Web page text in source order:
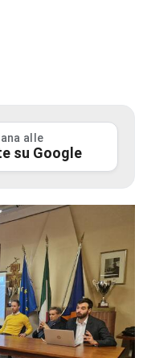
alle
su Google